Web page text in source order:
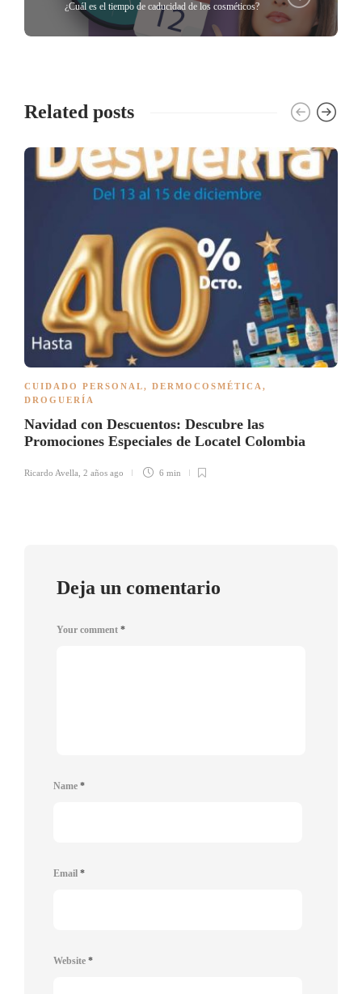
¿Cuál es el tiempo de caducidad de los cosméticos?
Related posts
CUIDADO PERSONAL, DERMOCOSMÉTICA ,
DROGUERÍA
Navidad con Descuentos: Descubre las
Promociones Especiales de Locatel Colombia
Ricardo Avella 2 años ago 6 min
Deja un comentario
Your comment *
Name *
Email *
Website *